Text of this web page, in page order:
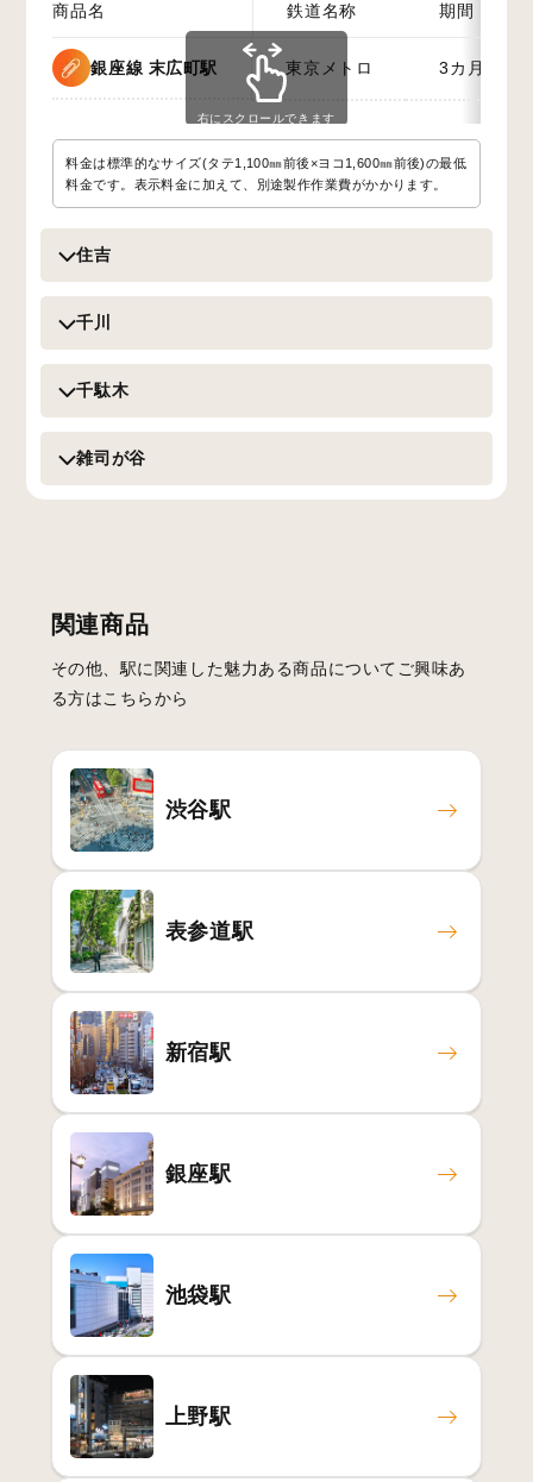
商品名 鉄道名称 期間
銀座線 末広町駅 東京メトロ 3カ月
右にスクロールできます
料金は標準的なサイズ(タテ1,100㎜前後×ヨコ1,600㎜前後)の最低
料金です。表示料金に加えて、別途製作作業費がかかります。
住吉
千川
千駄木
雑司が谷
関連商品
その他、駅に関連した魅力ある商品についてご興味あ
る方はこちらから
渋谷駅
表参道駅
新宿駅
銀座駅
池袋駅
上野駅